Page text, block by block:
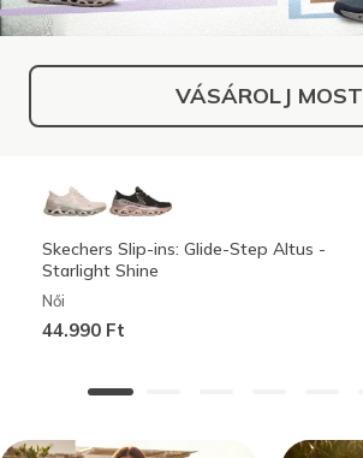
VÁSÁROLJ MOST
Skechers Slip-ins: Glide-Step Altus -
Starlight Shine
Női
44.990 Ft